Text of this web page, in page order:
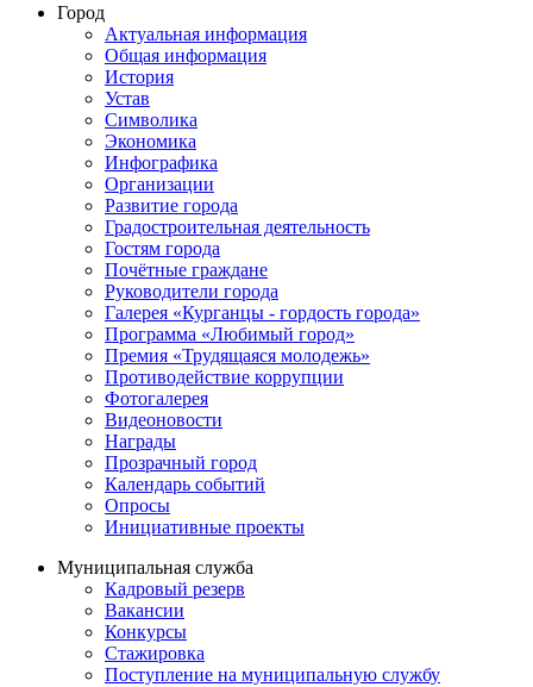
Город
Актуальная информация
Общая информация
История
Устав
Символика
Экономика
Инфографика
Организации
Развитие города
Градостроительная деятельность
Гостям города
Почётные граждане
Руководители города
Галерея «Курганцы - гордость города»
Программа «Любимый город»
Премия «Трудящаяся молодежь»
Противодействие коррупции
Фотогалерея
Видеоновости
Награды
Прозрачный город
Календарь событий
Опросы
Инициативные проекты
Муниципальная служба
Кадровый резерв
Вакансии
Конкурсы
Стажировка
Поступление на муниципальную службу